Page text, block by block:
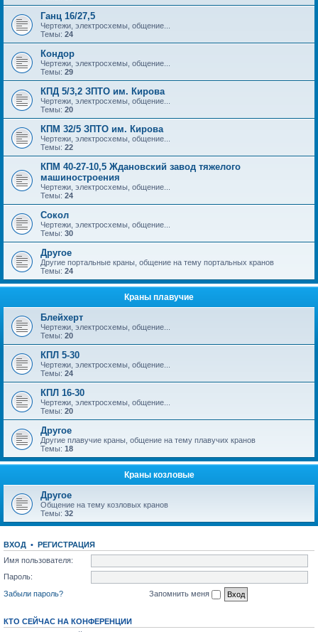
Ганц 16/27,5
Чертежи, электросхемы, общение...
Темы: 24
Кондор
Чертежи, электросхемы, общение...
Темы: 29
КПД 5/3,2 ЗПТО им. Кирова
Чертежи, электросхемы, общение...
Темы: 20
КПМ 32/5 ЗПТО им. Кирова
Чертежи, электросхемы, общение...
Темы: 22
КПМ 40-27-10,5 Ждановский завод тяжелого
машиностроения
Чертежи, электросхемы, общение...
Темы: 24
Сокол
Чертежи, электросхемы, общение...
Темы: 30
Другое
Другие портальные краны, общение на тему портальных кранов
Темы: 24
Краны плавучие
Блейхерт
Чертежи, электросхемы, общение...
Темы: 20
КПЛ 5-30
Чертежи, электросхемы, общение...
Темы: 24
КПЛ 16-30
Чертежи, электросхемы, общение...
Темы: 20
Другое
Другие плавучие краны, общение на тему плавучих кранов
Темы: 18
Краны козловые
Другое
Общение на тему козловых кранов
Темы: 32
ВХОД • РЕГИСТРАЦИЯ
Имя пользователя:
Пароль:
Забыли пароль?
Запомнить меня
КТО СЕЙЧАС НА КОНФЕРЕНЦИИ